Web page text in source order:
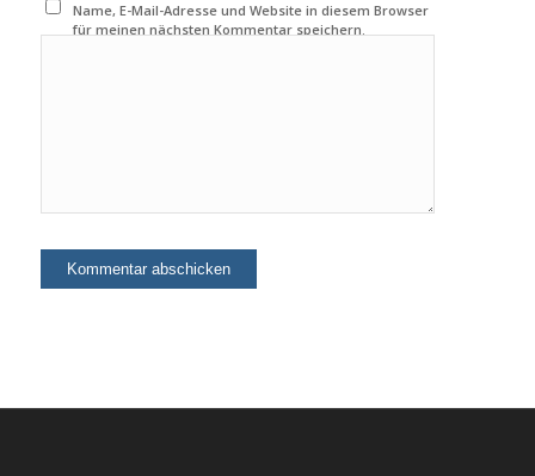
Name, E-Mail-Adresse und Website in diesem Browser
für meinen nächsten Kommentar speichern.